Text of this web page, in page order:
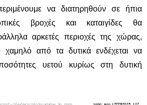
να διατηρηθούν σε ήπια
βροχές και καταιγίδες θα
αρκετές περιοχές της χώρας,
χαμηλό από τα δυτικά ενδέχεται να
υετού κυρίως στη δυτική